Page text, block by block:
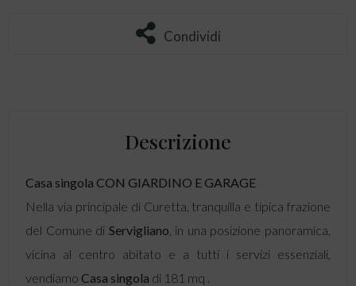
Condividi
Condividi
Descrizione
Casa singola CON GIARDINO E GARAGE
Nella via principale di Curetta, tranquilla e tipica frazione
del Comune di Servigliano , in una posizione panoramica,
vicina al centro abitato e a tutti i servizi essenziali,
vendiamo Casa singola di 181 mq .